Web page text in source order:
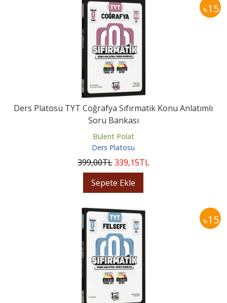
%15
Ders Platosu TYT Coğrafya Sıfırmatik Konu Anlatımlı
Soru Bankası
Bülent Polat
Ders Platosu
399,00TL339,15TL
Sepete Ekle
%15